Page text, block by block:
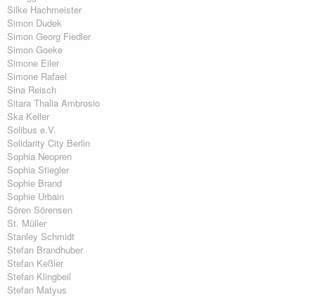
Silke Hachmeister
Simon Dudek
Simon Georg Fiedler
Simon Goeke
Simone Eiler
Simone Rafael
Sina Reisch
Sitara Thalia Ambrosio
Ska Keller
Solibus e.V.
Solidarity City Berlin
Sophia Neopren
Sophia Stiegler
Sophie Brand
Sophie Urbain
Sören Sörensen
St. Müller
Stanley Schmidt
Stefan Brandhuber
Stefan Keßler
Stefan Klingbeil
Stefan Matyus